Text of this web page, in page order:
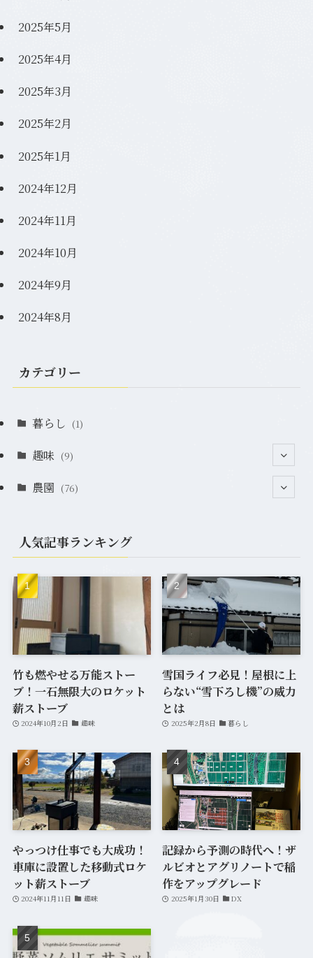
2025年5月
2025年4月
2025年3月
2025年2月
2025年1月
2024年12月
2024年11月
2024年10月
2024年9月
2024年8月
カテゴリー
暮らし (1)
趣味 (9)
(1)
農園 (76)
(12)
(20)
(6)
(2)
人気記事ランキング
竹も燃やせる万能ストー
ブ！一石無限大のロケット
薪ストーブ
2024年10月2日 趣味
雪国ライフ必見！屋根に上
らない“雪下ろし機”の威力
とは
2025年2月8日 暮らし
やっつけ仕事でも大成功！
車庫に設置した移動式ロケ
ット薪ストーブ
2024年11月11日 趣味
記録から予測の時代へ！ザ
ルビオとアグリノートで稲
作をアップグレード
2025年1月30日 DX